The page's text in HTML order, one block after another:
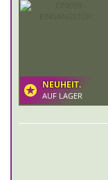
NEUHEIT.
AUF LAGER